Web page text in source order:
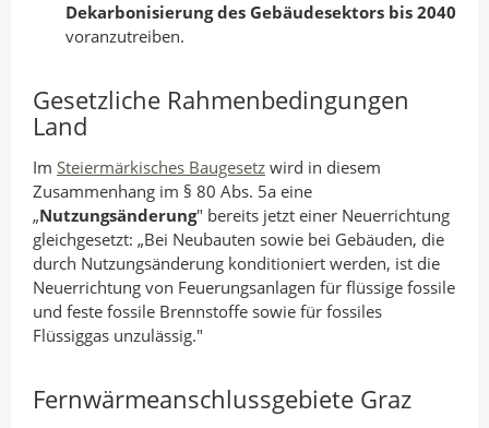
Dekarbonisierung des Gebäudesektors bis 2040
voranzutreiben.
Gesetzliche Rahmenbedingungen
Land
Im Steiermärkisches Baugesetz wird in diesem
Zusammenhang im § 80 Abs. 5a eine
„Nutzungsänderung" bereits jetzt einer Neuerrichtung
gleichgesetzt: „Bei Neubauten sowie bei Gebäuden, die
durch Nutzungsänderung konditioniert werden, ist die
Neuerrichtung von Feuerungsanlagen für flüssige fossile
und feste fossile Brennstoffe sowie für fossiles
Flüssiggas unzulässig."
Fernwärmeanschlussgebiete Graz